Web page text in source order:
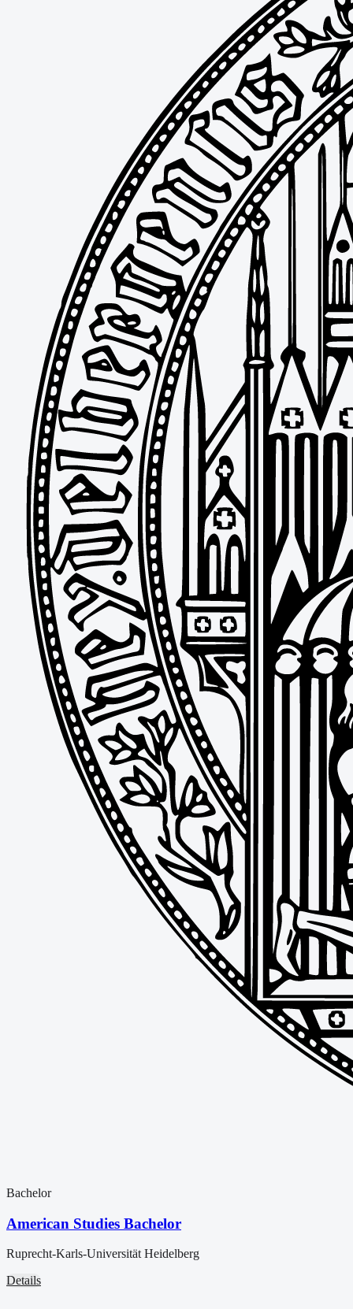
Bachelor
American Studies Bachelor
Ruprecht-Karls-Universität Heidelberg
Details